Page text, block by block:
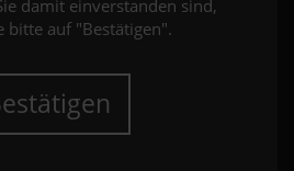
damit einverstanden sind,
bitte auf "Bestätigen".